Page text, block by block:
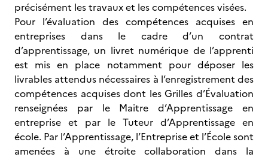
précisément les travaux et les compétences visées.
Pour l’évaluation des compétences acquises en
entreprises dans le cadre d’un contrat
d’apprentissage, un livret numérique de l’apprenti
est mis en place notamment pour déposer les
livrables attendus nécessaires à l’enregistrement des
compétences acquises dont les Grilles d’Évaluation
renseignées par le Maitre d’Apprentissage en
entreprise et par le Tuteur d’Apprentissage en
école. Par l’Apprentissage, l’Entreprise et l’École sont
amenées à une étroite collaboration dans la